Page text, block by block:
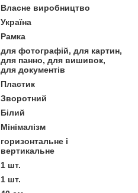
Власне виробництво
Україна
Рамка
для фотографій, для картин,
для панно, для вишивок,
для документів
Пластик
Зворотний
Білий
Мінімалізм
горизонтальне і
вертикальне
1 шт.
1 шт.